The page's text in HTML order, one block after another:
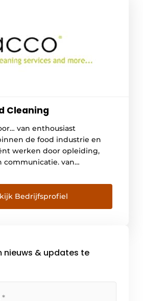
Cleaning
van enthousiast
de food industrie en
werken door opleiding,
communicatie. van
projecten uit te werken en
te voorkomen. Ze staat
opbouw van de
regelmatige evaluatie
het geheel. van […]
Bedrijfsprofiel
nieuws & updates te